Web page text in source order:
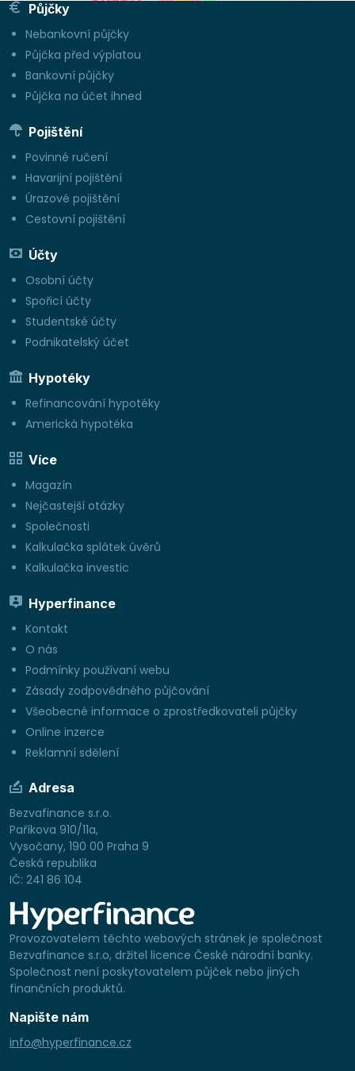
Půjčky
Nebankovní půjčky
Půjčka před výplatou
Bankovní půjčky
Půjčka na účet ihned
Pojištění
Povinné ručení
Havarijní pojištění
Úrazové pojištění
Cestovní pojištění
Účty
Osobní účty
Spořicí účty
Studentské účty
Podnikatelský účet
Hypotéky
Refinancování hypotéky
Americká hypotéka
Více
Magazín
Nejčastejší otázky
Společnosti
Kalkulačka splátek úvěrů
Kalkulačka investic
Hyperfinance
Kontakt
O nás
Podmínky používaní webu
Zásady zodpovědného půjčování
Všeobecné informace o zprostředkovateli půjčky
Online inzerce
Reklamní sdělení
Adresa
Bezvafinance s.r.o.
Paříkova 910/11a,
Vysočany, 190 00 Praha 9
Česká republika
IČ: 241 86 104
Provozovatelem těchto webových stránek je společnost
Bezvafinance s.r.o, držitel licence České národní banky.
Společnost není poskytovatelem půjček nebo jiných
finančních produktů.
Napište nám
info@hyperfinance.cz